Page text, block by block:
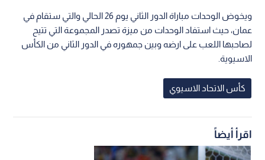
ويخوض الوحدات مباراة الدور الثاني يوم 26 الحالي والتي ستقام في
عمان، حيث استفاد الوحدات من ميزة تصدر المجموعة التي تتيح
لصاحبها اللعب على ارضه وبين جمهوره في الدور الثاني من الكأس
الاسيوية.
كأس الاتحاد الاسيوي
اقرأ أيضاً